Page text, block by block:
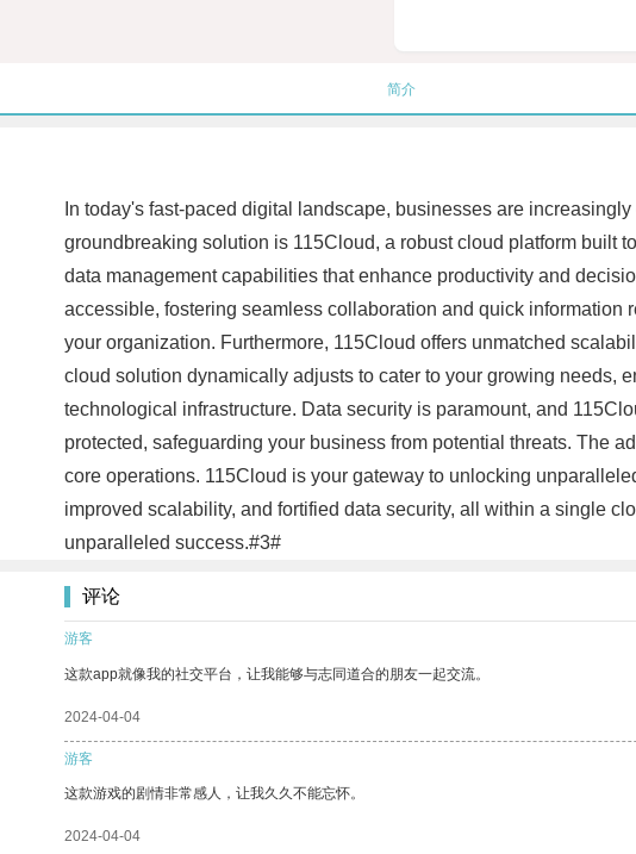
简介
In today's fast-paced digital landscape, businesses are
groundbreaking solution is 115Cloud, a robust cloud platform built
data management capabilities that enhance productivity and
accessible, fostering seamless collaboration and quick
your organization. Furthermore, 115Cloud offers unmatched
cloud solution dynamically adjusts to cater to your growing needs,
technological infrastructure. Data security is paramount, and
protected, safeguarding your business from potential threats. The
core operations. 115Cloud is your gateway to unlocking
improved scalability, and fortified data security, all within a single
unparalleled success.#3#
评论
游客
这款app就像我的社交平台，让我能够与志同道合的朋友一起交流。
2024-04-04
游客
这款游戏的剧情非常感人，让我久久不能忘怀。
2024-04-04